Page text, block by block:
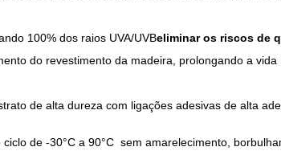
100% dos raios UVA/UVBeliminar os riscos de
do revestimento da madeira, prolongando a
de alta dureza com ligações adesivas de alta
de -30°C a 90°C  sem amarelecimento,